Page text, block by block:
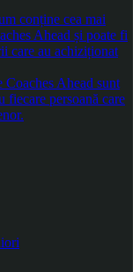
conține cea mai
Ahead și poate fi
care au achiziționat
Ahead sunt
fiecare persoană care